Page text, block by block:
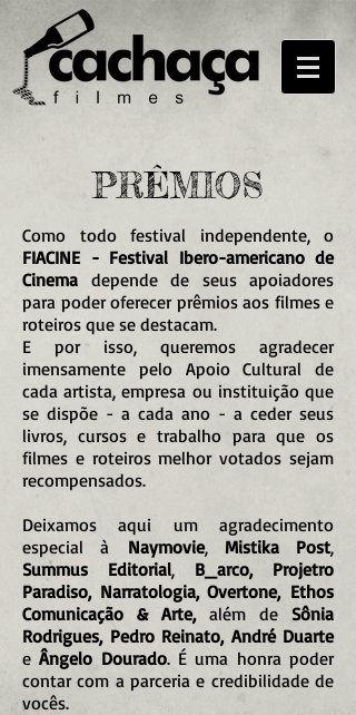
PRÊMIOS
Como todo festival independente, o
FIACINE - Festival Ibero-americano de
Cinema depende de seus apoiadores
para poder oferecer prêmios aos filmes e
roteiros que se destacam.
E por isso, queremos agradecer
imensamente pelo Apoio Cultural de
cada artista, empresa ou instituição que
se dispõe - a cada ano - a ceder seus
livros, cursos e trabalho para que os
filmes e roteiros melhor votados sejam
recompensados.
Deixamos aqui um agradecimento
especial à Naymovie, Mistika Post,
Summus Editorial, B_arco, Projetro
Paradiso, Narratologia, Overtone, Ethos
Comunicação & Arte, além de Sônia
Rodrigues, Pedro Reinato, André Duarte
e Ângelo Dourado. É uma honra poder
contar com a parceria e credibilidade de
vocês.